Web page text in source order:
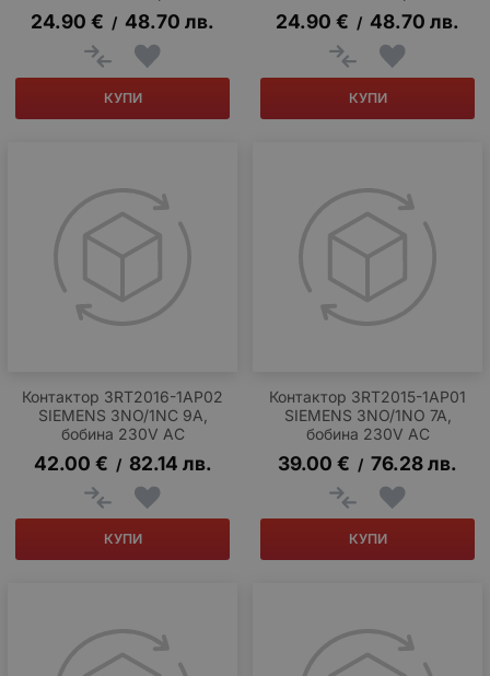
24.90 € / 48.70 лв.
КУПИ
24.90 € / 48.70 лв.
КУПИ
Контактор 3RT2016-1AP02
SIEMENS 3NO/1NC 9A,
бобина 230V AC
42.00 € / 82.14 лв.
КУПИ
Контактор 3RT2015-1AP01
SIEMENS 3NO/1NO 7A,
бобина 230V AC
39.00 € / 76.28лв.
КУПИ